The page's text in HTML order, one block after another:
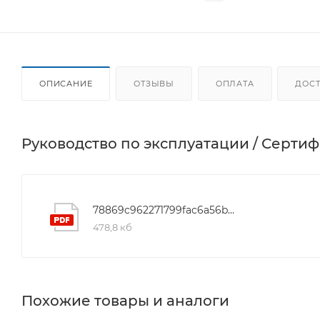
ОПИСАНИЕ ОТЗЫВЫ ОПЛАТА
Руководство по эксплуатации /
78869c962271799fac6a56b2eb758a5d
478,8 кб
Похожие товары и аналоги